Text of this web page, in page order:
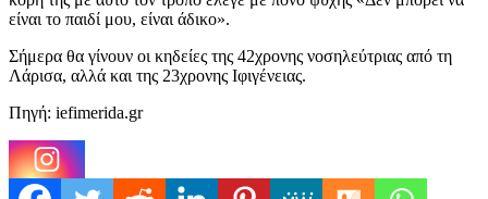
είναι το παιδί μου, είναι άδικο».
Σήμερα θα γίνουν οι κηδείες της 42χρονης νοσηλεύτριας από τη
Λάρισα, αλλά και της 23χρονης Ιφιγένειας.
Πηγή: iefimerida.gr